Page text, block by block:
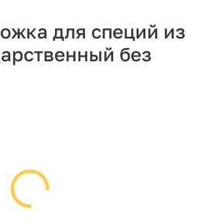
для специй из
без